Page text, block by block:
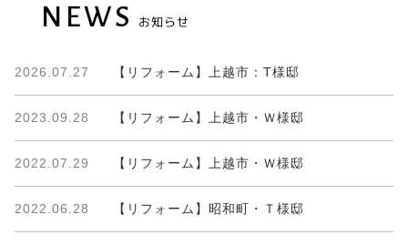
NEWS お知らせ
2026.07.27 【リフォーム】上越市：T様邸
2023.09.28 【リフォーム】上越市・Ｗ様邸
2022.07.29 【リフォーム】上越市・Ｗ様邸
2022.06.28 【リフォーム】昭和町・Ｔ様邸